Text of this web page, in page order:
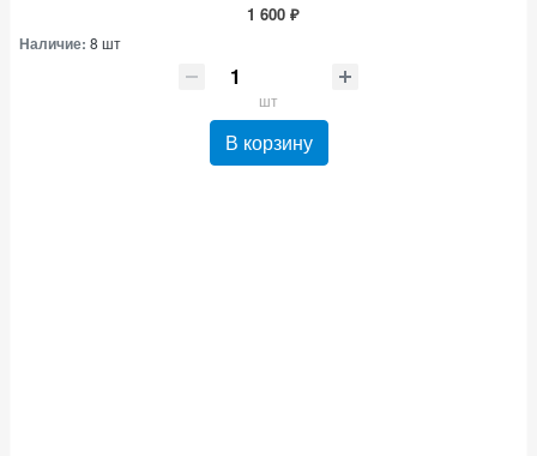
1 600 ₽
Наличие: 8 шт
шт
В корзину